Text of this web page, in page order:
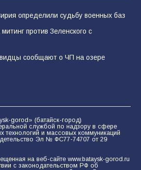
определили судьбу военных баз
против Зеленского с
сообщают о ЧП на озере
gorod» (батайск-город)
службой по надзору в сфере
технологий и массовых коммуникаций
Эл № ФС77-74707 от 29
на веб-сайте www.bataysk-gorod.ru
с законодательством РФ об